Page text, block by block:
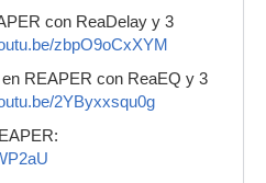
con ReaDelay y 3
zbpO9oCxXYM
REAPER con ReaEQ y 3
2YByxxsqu0g